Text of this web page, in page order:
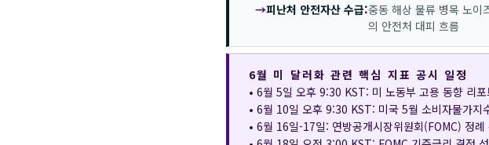
피난처 안전자산 수급:중동 해상 물류 병목 노이
의 안전처 대피 흐름
6월 미 달러화 관련 핵심 지표 공시 일정
• 6월 5일 오후 9:30 KST: 미 노동부 고용 동향 리
• 6월 10일 오후 9:30 KST: 미국 5월 소비자물가지
• 6월 16일-17일: 연방공개시장위원회(FOMC) 정